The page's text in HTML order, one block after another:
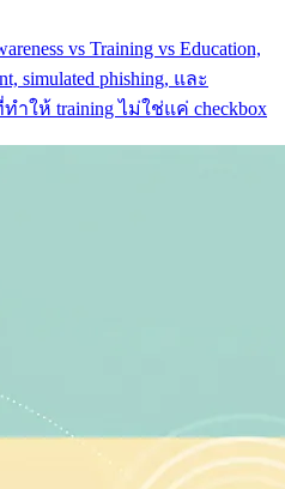
vs Training vs Education,
simulated phishing, และ
ทำให้ training ไม่ใช่แค่ checkbox